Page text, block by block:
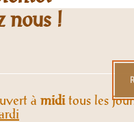
nous !
à miditous les